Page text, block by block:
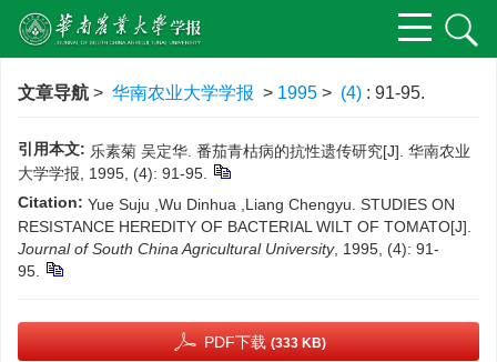
文章导航 > 华南农业大学学报 > 1995 > (4) : 91-95.
引用本文: 乐素菊 吴定华. 番茄青枯病的抗性遗传研究[J]. 华南农业
大学学报, 1995, (4): 91-95.
Citation: Yue Suju ,Wu Dinhua ,Liang Chengyu. STUDIES ON
RESISTANCE HEREDITY OF BACTERIAL WILT OF TOMATO[J].
Journal of South China Agricultural University, 1995, (4): 91-
95.
PDF下载 (333 KB)